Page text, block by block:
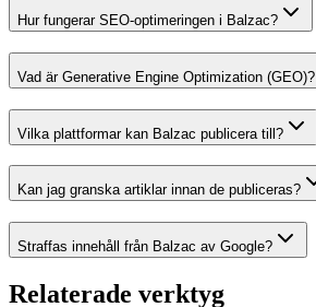
Hur fungerar SEO-optimeringen i Balzac?
Vad är Generative Engine Optimization (GEO)?
Vilka plattformar kan Balzac publicera till?
Kan jag granska artiklar innan de publiceras?
Straffas innehåll från Balzac av Google?
Relaterade verktyg